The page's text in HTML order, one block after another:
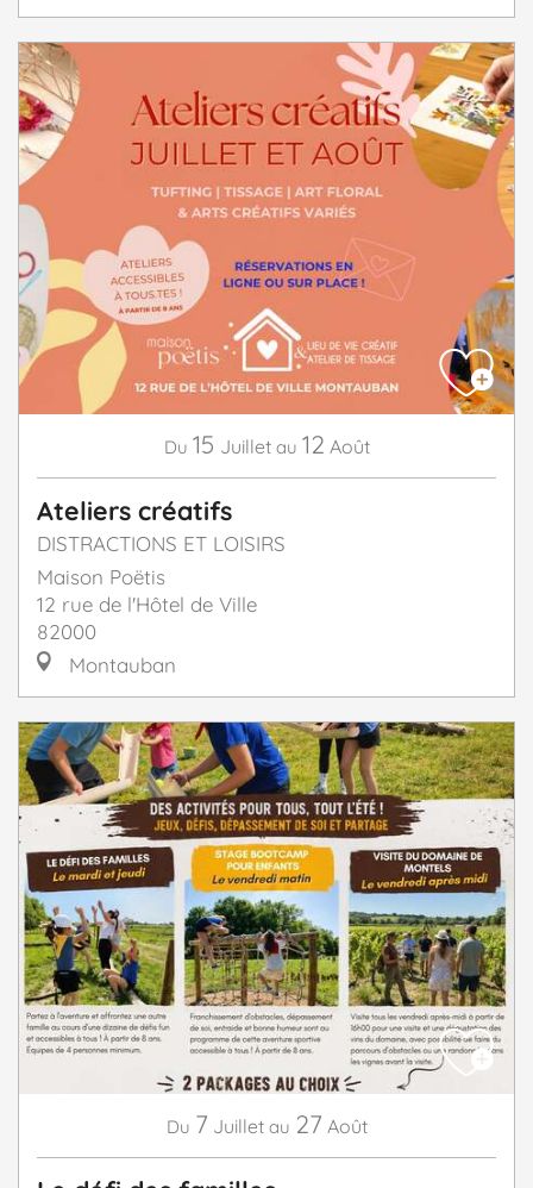
Du 15 Juillet au 12 Août
Ateliers créatifs
DISTRACTIONS ET LOISIRS
Maison Poëtis
12 rue de l'Hôtel de Ville
82000
Montauban
Du 7 Juillet au 27 Août